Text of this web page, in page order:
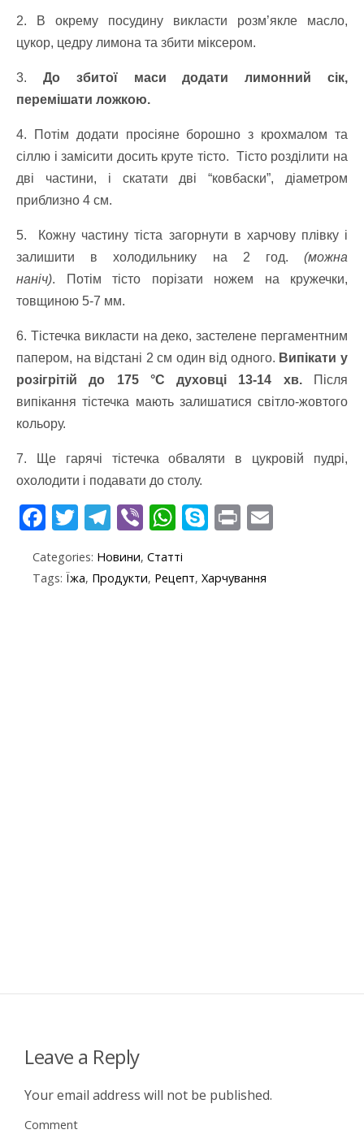
2. В окрему посудину викласти розм’якле масло,
цукор, цедру лимона та збити міксером.
3. До збитої маси додати лимонний сік,
перемішати ложкою.
4. Потім додати просіяне борошно з крохмалом та
сіллю і замісити досить круте тісто. Тісто розділити на
дві частини, і скатати дві “ковбаски”, діаметром
приблизно 4 см.
5. Кожну частину тіста загорнути в харчову плівку і
залишити в холодильнику на 2 год. (можна
наніч). Потім тісто порізати ножем на кружечки,
товщиною 5-7 мм.
6. Тістечка викласти на деко, застелене пергаментним
папером, на відстані 2 см один від одного. Випікати у
розігрітій до 175 °С духовці 13-14 хв.Після
випікання тістечка мають залишатися світло-жовтого
кольору.
7. Ще гарячі тістечка обваляти в цукровій пудрі,
охолодити і подавати до столу.
F
e
b
T
itt
er
T
e
gr
Vi
er
W
at
S
y
p
Pr
t
Categories: Новини, Статті
Tags: Їжа, Продукти, Рецепт, Харчування
Leave a Reply
Your email address will not be published.
Comment